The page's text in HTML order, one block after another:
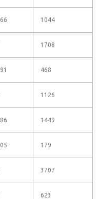
1044
1708
468
1126
1449
179
3707
623